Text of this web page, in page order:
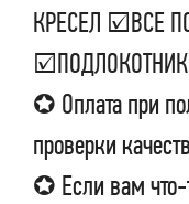
КРЕСЕЛ ☑ВСЕ
✪ Оплата при
проверки
✪ Если вам что-